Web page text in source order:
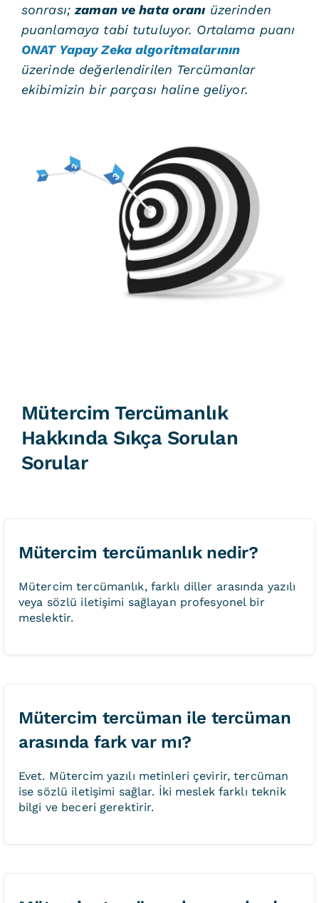
sonrası;zaman ve hata oranı üzerinden
puanlamaya tabi tutuluyor. Ortalama puanı
ONAT Yapay Zeka algoritmalarının
üzerinde değerlendirilen Tercümanlar
ekibimizin bir parçası haline geliyor.
Mütercim Tercümanlık
Hakkında Sıkça Sorulan
Sorular
Mütercim tercümanlık nedir?
Mütercim tercümanlık, farklı diller arasında yazılı
veya sözlü iletişimi sağlayan profesyonel bir
meslektir.
Mütercim tercüman ile tercüman
arasında fark var mı?
Evet. Mütercim yazılı metinleri çevirir, tercüman
ise sözlü iletişimi sağlar. İki meslek farklı teknik
bilgi ve beceri gerektirir.